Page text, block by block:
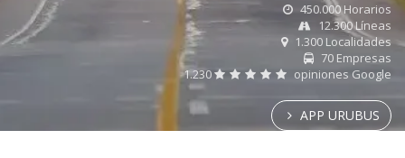
450.000 Horarios
12.300 Líneas
1.300 Localidades
70 Empresas
1.230
opiniones Google
APP URUBUS